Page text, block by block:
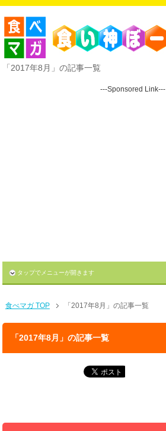
「2017年8月」の記事一覧
---Sponsored Link---
タップでメニューが開きます
食べマガ TOP 「2017年8月」の記事一覧
「2017年8月」の記事一覧